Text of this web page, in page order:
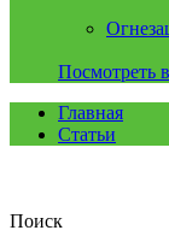
Посмотреть
Главная
Статьи
Поиск